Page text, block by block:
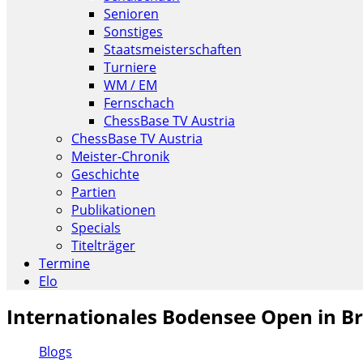
Senioren
Sonstiges
Staatsmeisterschaften
Turniere
WM / EM
Fernschach
ChessBase TV Austria
ChessBase TV Austria
Meister-Chronik
Geschichte
Partien
Publikationen
Specials
Titelträger
Termine
Elo
Internationales Bodensee Open in
Blogs